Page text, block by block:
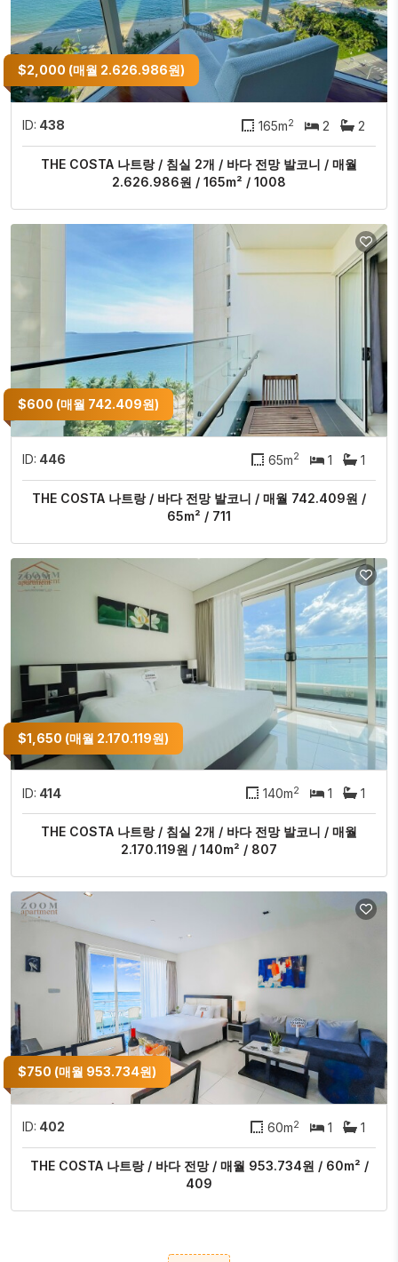
$2,000 (매월 2.626.986원)
ID: 438 165m2 2 2
THE COSTA 나트랑 / 침실 2개 / 바다 전망 발코니 / 매월
2.626.986원 / 165m² / 1008
$600 (매월 742.409원)
ID: 446 65m2 1 1
THE COSTA 나트랑 / 바다 전망 발코니 / 매월 742.409원 /
65m² / 711
$1,650 (매월 2.170.119원)
ID: 414 140m2 1 1
THE COSTA 나트랑 / 침실 2개 / 바다 전망 발코니 / 매월
2.170.119원 / 140m² / 807
$750 (매월 953.734원)
ID: 402 60m2 1 1
THE COSTA 나트랑 / 바다 전망 / 매월 953.734원 / 60m² /
409